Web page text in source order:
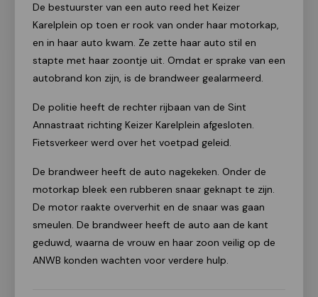
De bestuurster van een auto reed het Keizer
Karelplein op toen er rook van onder haar motorkap,
en in haar auto kwam. Ze zette haar auto stil en
stapte met haar zoontje uit. Omdat er sprake van een
autobrand kon zijn, is de brandweer gealarmeerd.
De politie heeft de rechter rijbaan van de Sint
Annastraat richting Keizer Karelplein afgesloten.
Fietsverkeer werd over het voetpad geleid.
De brandweer heeft de auto nagekeken. Onder de
motorkap bleek een rubberen snaar geknapt te zijn.
De motor raakte oververhit en de snaar was gaan
smeulen. De brandweer heeft de auto aan de kant
geduwd, waarna de vrouw en haar zoon veilig op de
ANWB konden wachten voor verdere hulp.